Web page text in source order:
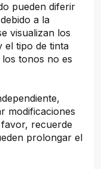
pueden diferir
a la
visualizan los
el tipo de tinta
tonos no es
modificaciones
recuerde
prolongar el